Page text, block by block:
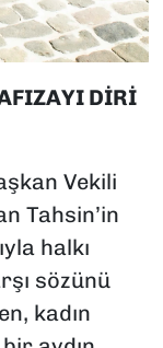
DİRİ
Vekili
Tahsin’in
halkı
sözünü
kadın